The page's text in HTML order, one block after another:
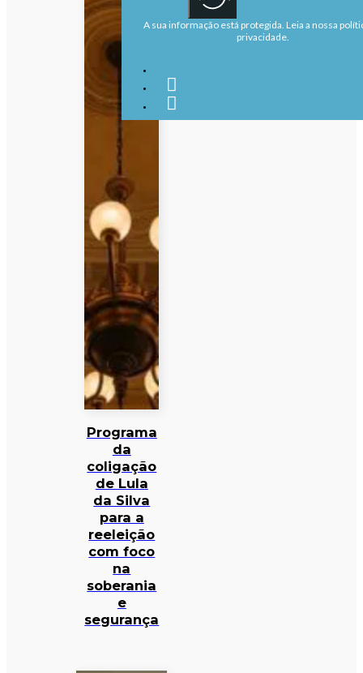
Programa
da
coligação
de Lula
da Silva
para a
reeleição
com foco
na
soberania
e
segurança
A sua informação está protegida. Leia a nossa
privacidade.